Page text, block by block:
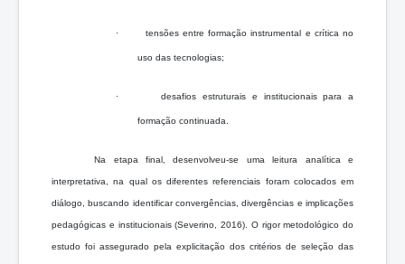
· tensões entre formação instrumental e crítica no
uso das tecnologias;
· desafios estruturais e institucionais para a
formação continuada.
Na etapa final, desenvolveu-se uma leitura analítica e
interpretativa, na qual os diferentes referenciais foram colocados em
diálogo, buscando identificar convergências, divergências e implicações
pedagógicas e institucionais (Severino, 2016). O rigor metodológico do
estudo foi assegurado pela explicitação dos critérios de seleção das